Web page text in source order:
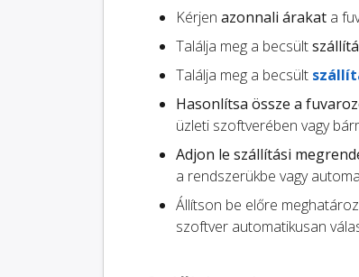
Kérjen azonnali árakat a
Találja meg a becsült
Találja meg a becsült
Hasonlítsa össze a
üzleti szoftverében vagy
Adjon le szállítási
a rendszerükbe vagy
Állítson be előre
szoftver automatikusan